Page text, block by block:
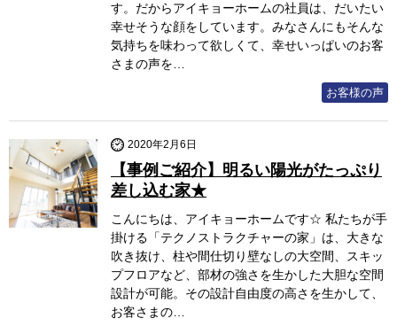
す。だからアイキョーホームの社員は、だいたい
幸せそうな顔をしています。みなさんにもそんな
気持ちを味わって欲しくて、幸せいっぱいのお客
さまの声を…
お客様の声
2020年2月6日
【事例ご紹介】明るい陽光がたっぷり
差し込む家★
こんにちは、アイキョーホームです☆ 私たちが手
掛ける「テクノストラクチャーの家」は、大きな
吹き抜け、柱や間仕切り壁なしの大空間、スキッ
プフロアなど、部材の強さを生かした大胆な空間
設計が可能。その設計自由度の高さを生かして、
お客さまの…